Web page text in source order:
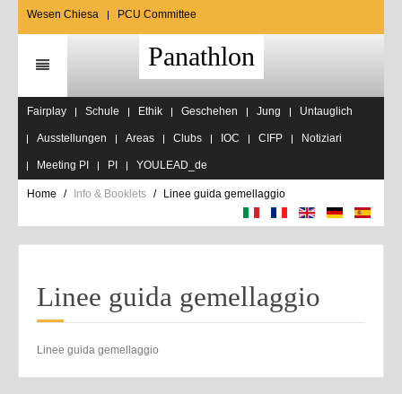
Wesen Chiesa PCU Committee
Panathlon
Fairplay Schule Ethik Geschehen Jung Untauglich
Ausstellungen Areas Clubs IOC CIFP Notiziari
Meeting PI PI YOULEAD_de
Home Info & Booklets Linee guida gemellaggio
Linee guida gemellaggio
Linee guida gemellaggio